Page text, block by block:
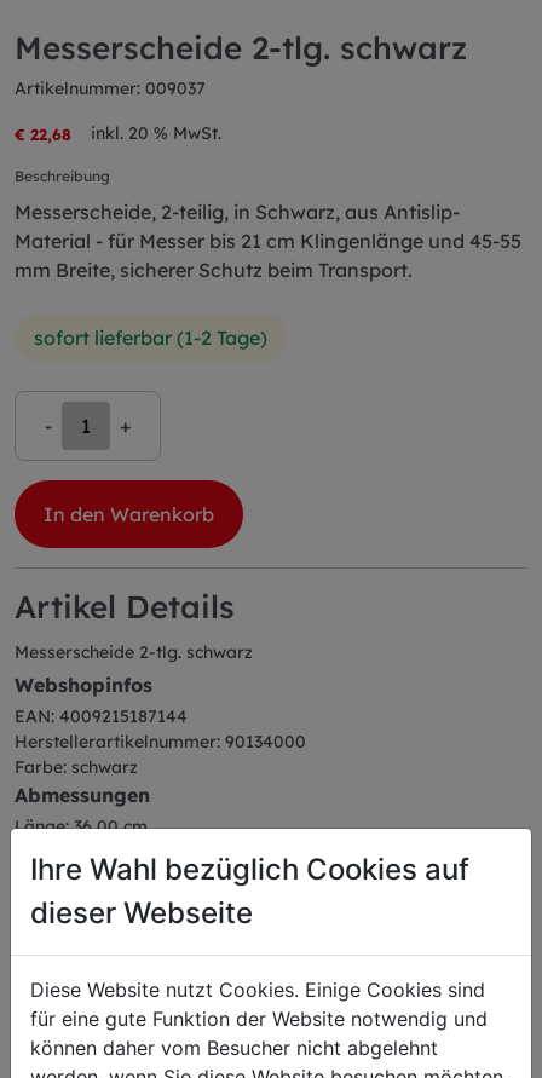
Messerscheide 2-tlg. schwarz
Artikelnummer: 009037
€ 22,68 inkl. 20 % MwSt.
Beschreibung
Messerscheide, 2-teilig, in Schwarz, aus Antislip-
Material - für Messer bis 21 cm Klingenlänge und 45-55
mm Breite, sicherer Schutz beim Transport.
sofort lieferbar (1-2 Tage)
- +
In den Warenkorb
Artikel Details
Messerscheide 2-tlg. schwarz
Webshopinfos
EAN: 4009215187144
Herstellerartikelnummer: 90134000
Farbe: schwarz
Abmessungen
Länge: 36,00 cm
Höhe: 2,30 cm
Gewicht: 0,24 kg
Das könnte Sie auch
Ihre Wahl bezüglich Cookies auf
dieser Webseite
Diese Website nutzt Cookies. Einige Cookies sind
für eine gute Funktion der Website notwendig und
können daher vom Besucher nicht abgelehnt